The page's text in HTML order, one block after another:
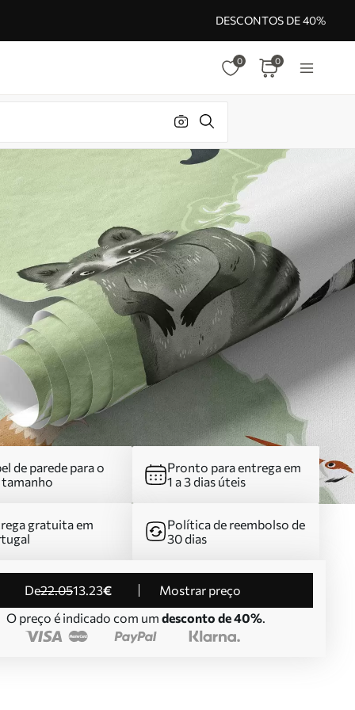
DESCONTOS DE 40%
0 0
de parede para o
tamanho
Pronto para entrega em
1 a 3 dias úteis
gratuita em
Política de reembolso de
30 dias
de22.0513.23€
Mostrar preço
O preço é indicado com um desconto de 40%.